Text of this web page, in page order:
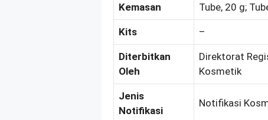
Kemasan Tube, 20 g;
Kits –
Diterbitkan
Oleh
Direktorat
Kosmetik
Jenis
Notifikasi
Notifikasi